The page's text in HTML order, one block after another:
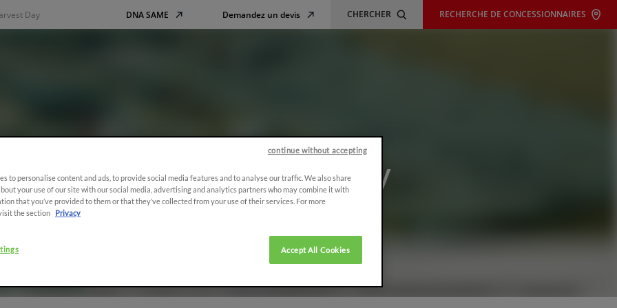
Day DNA SAME Demandez un devis CHERCHER RECHERCHE DE CONCESSIONNAIRES
Du Sud - Harvest Day
to personalise content and ads, to provide social media features and to analyse our traffic. We also share
your use of our site with our social media, advertising and analytics partners who may combine it with
that you’ve provided to them or that they’ve collected from your use of their services. For more
the section
Privacy
continue without accepting
Accept All Cookies